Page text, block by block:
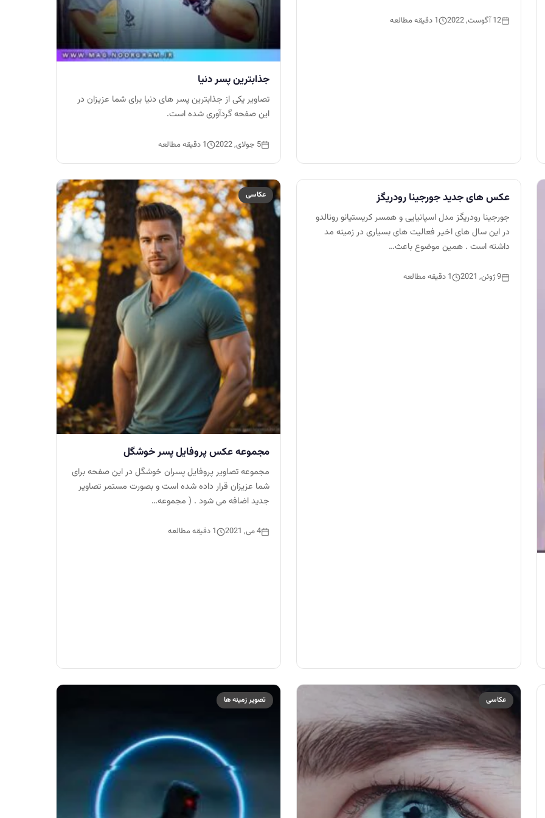
12 آگوست, 2022 1 دقیقه مطالعه
جذابترین پسر دنیا
تصاویر یکی از جذابترین پسر های دنیا برای شما عزیزان در
این صفحه گردآوری شده است.
5 جولای, 2022 1 دقیقه مطالعه
عکس های جدید جورجینا رودریگز
جورجینا رودریگز مدل اسپانیایی و همسر کریستیانو رونالدو
در این سال های اخیر فعالیت های بسیاری در زمینه مد
داشته است . همین موضوع باعث…
9 ژوئن, 2021 1 دقیقه مطالعه
عکاسی
مجموعه عکس پروفایل پسر خوشگل
مجموعه تصاویر پروفایل پسران خوشگل در این صفحه برای
شما عزیزان قرار داده شده است و بصورت مستمر تصاویر
جدید اضافه می شود . ( مجموعه…
4 می, 2021 1 دقیقه مطالعه
عکاسی تصویر زمینه ها